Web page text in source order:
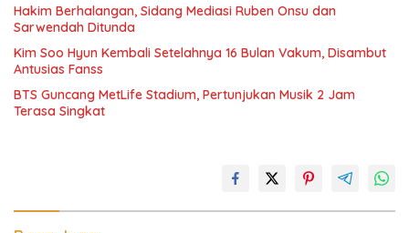
Hakim Berhalangan, Sidang Mediasi Ruben Onsu dan
Sarwendah Ditunda
Kim Soo Hyun Kembali Setelahnya 16 Bulan Vakum, Disambut
Antusias Fanss
BTS Guncang MetLife Stadium, Pertunjukan Musik 2 Jam
Terasa Singkat